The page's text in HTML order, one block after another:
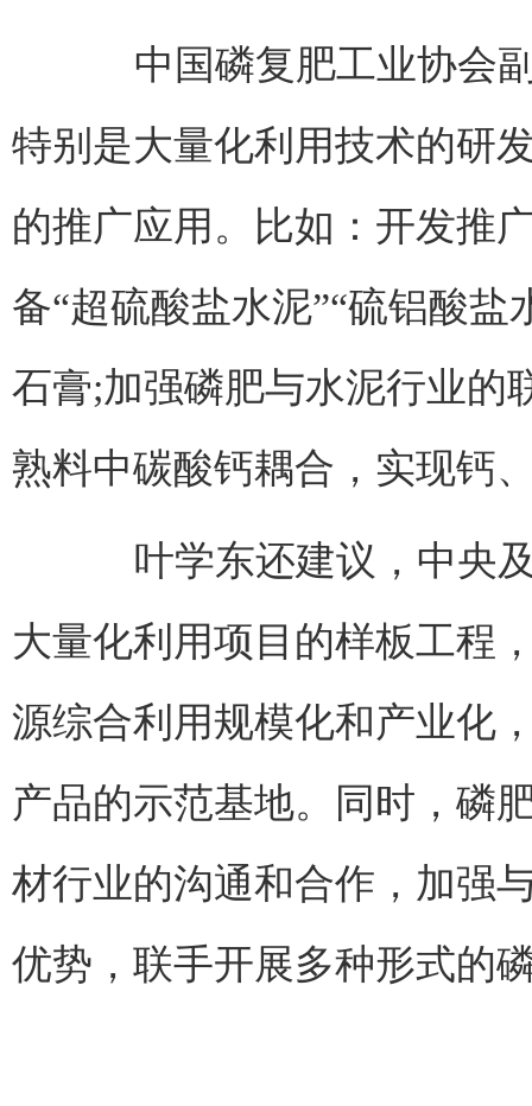
中国磷复肥工业协会副
特别是大量化利用技术的研
的推广应用。比如：开发推
备“超硫酸盐水泥”“硫铝酸
石膏;加强磷肥与水泥行业的
熟料中碳酸钙耦合，实现钙
叶学东还建议，中央及
大量化利用项目的样板工程
源综合利用规模化和产业化
产品的示范基地。同时，磷
材行业的沟通和合作，加强
优势，联手开展多种形式的